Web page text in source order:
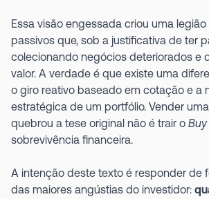
Essa visão engessada criou uma
passivos que, sob a justificativa de ter
colecionando negócios deteriorados e
valor. A verdade é que existe uma
o giro reativo baseado em cotação e a
estratégica de um portfólio. Vender
quebrou a tese original não é trair o
sobrevivência financeira.
A intenção deste texto é responder de
das maiores angústias do investidor: